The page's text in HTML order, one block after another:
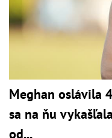
Meghan oslávila
sa na ňu
od...